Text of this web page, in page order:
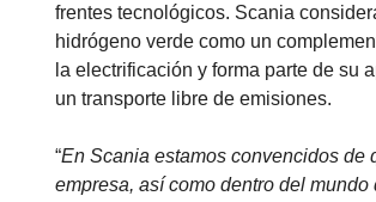
frentes tecnológicos. Scania
hidrógeno verde como un
la electrificación y forma parte de su
un transporte libre de emisiones.
“En Scania estamos convencidos de
empresa, así como dentro del mundo